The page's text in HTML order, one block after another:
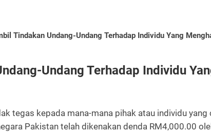
Tindakan Undang-Undang Terhadap Individu Yang
Undang Terhadap Individu
tegas kepada mana-mana pihak atau individu
Pakistan telah dikenakan denda RM4,000.00